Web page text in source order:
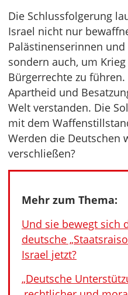
Die Schlussfolgerung
Israel nicht nur
Palästinenserinnen
sondern auch, um
Bürgerrechte zu
Apartheid und
Welt verstanden. Die
mit dem
Werden die Deutschen
verschließen?
Mehr zum Thema:
Und sie bewegt sich
deutsche
Israel jetzt?
„Deutsche